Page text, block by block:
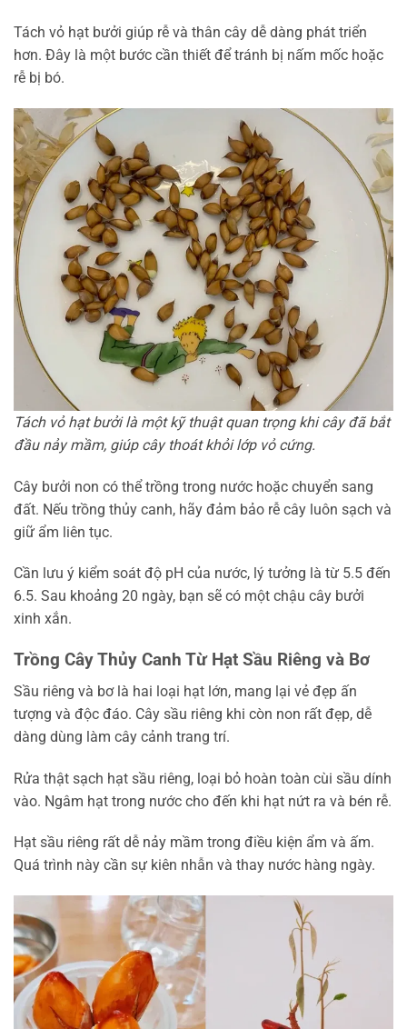
Tách vỏ hạt bưởi giúp rễ và thân cây dễ dàng phát triển
hơn. Đây là một bước cần thiết để tránh bị nấm mốc hoặc
rễ bị bó.
Tách vỏ hạt bưởi là một kỹ thuật quan trọng khi cây đã bắt
đầu nảy mầm, giúp cây thoát khỏi lớp vỏ cứng.
Cây bưởi non có thể trồng trong nước hoặc chuyển sang
đất. Nếu trồng thủy canh, hãy đảm bảo rễ cây luôn sạch và
giữ ẩm liên tục.
Cần lưu ý kiểm soát độ pH của nước, lý tưởng là từ 5.5 đến
6.5. Sau khoảng 20 ngày, bạn sẽ có một chậu cây bưởi
xinh xắn.
Trồng Cây Thủy Canh Từ Hạt Sầu Riêng và Bơ
Sầu riêng và bơ là hai loại hạt lớn, mang lại vẻ đẹp ấn
tượng và độc đáo. Cây sầu riêng khi còn non rất đẹp, dễ
dàng dùng làm cây cảnh trang trí.
Rửa thật sạch hạt sầu riêng, loại bỏ hoàn toàn cùi sầu dính
vào. Ngâm hạt trong nước cho đến khi hạt nứt ra và bén rễ.
Hạt sầu riêng rất dễ nảy mầm trong điều kiện ẩm và ấm.
Quá trình này cần sự kiên nhẫn và thay nước hàng ngày.